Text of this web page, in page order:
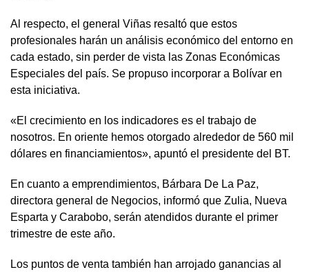
Al respecto, el general Viñas resaltó que estos
profesionales harán un análisis económico del entorno en
cada estado, sin perder de vista las Zonas Económicas
Especiales del país. Se propuso incorporar a Bolívar en
esta iniciativa.
«El crecimiento en los indicadores es el trabajo de
nosotros. En oriente hemos otorgado alrededor de 560 mil
dólares en financiamientos», apuntó el presidente del BT.
En cuanto a emprendimientos, Bárbara De La Paz,
directora general de Negocios, informó que Zulia, Nueva
Esparta y Carabobo, serán atendidos durante el primer
trimestre de este año.
Los puntos de venta también han arrojado ganancias al